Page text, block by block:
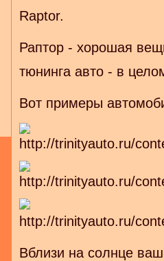
Raptor.
Раптор - хорошая
тюнинга авто - в
Вот примеры
Вблизи на солнце